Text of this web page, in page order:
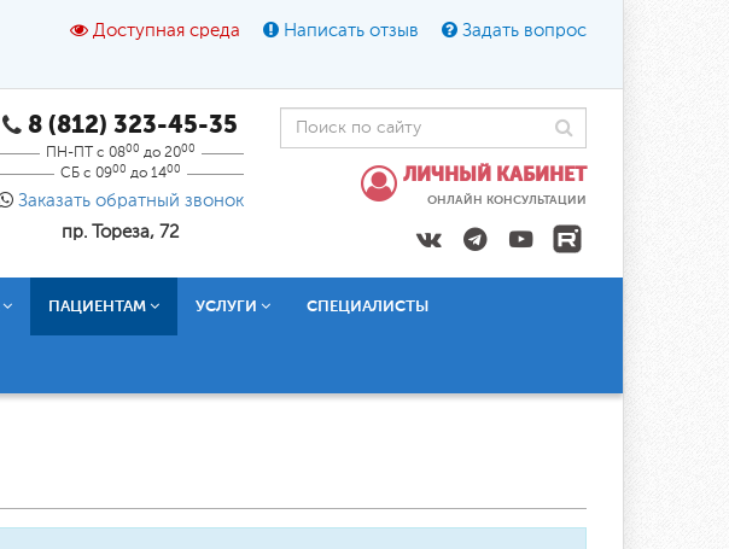
Доступная среда Написать отзыв Задать вопрос
Звук
8 (812) 323-45-35
ПН-ПТ с 0800 до 2000
СБ с 0900 до 1400
Заказать обратный звонок
пр. Тореза, 72
ЛИЧНЫЙ КАБИНЕТ
ОНЛАЙН КОНСУЛЬТАЦИИ
ПАЦИЕНТАМ УСЛУГИ СПЕЦИАЛИСТЫ